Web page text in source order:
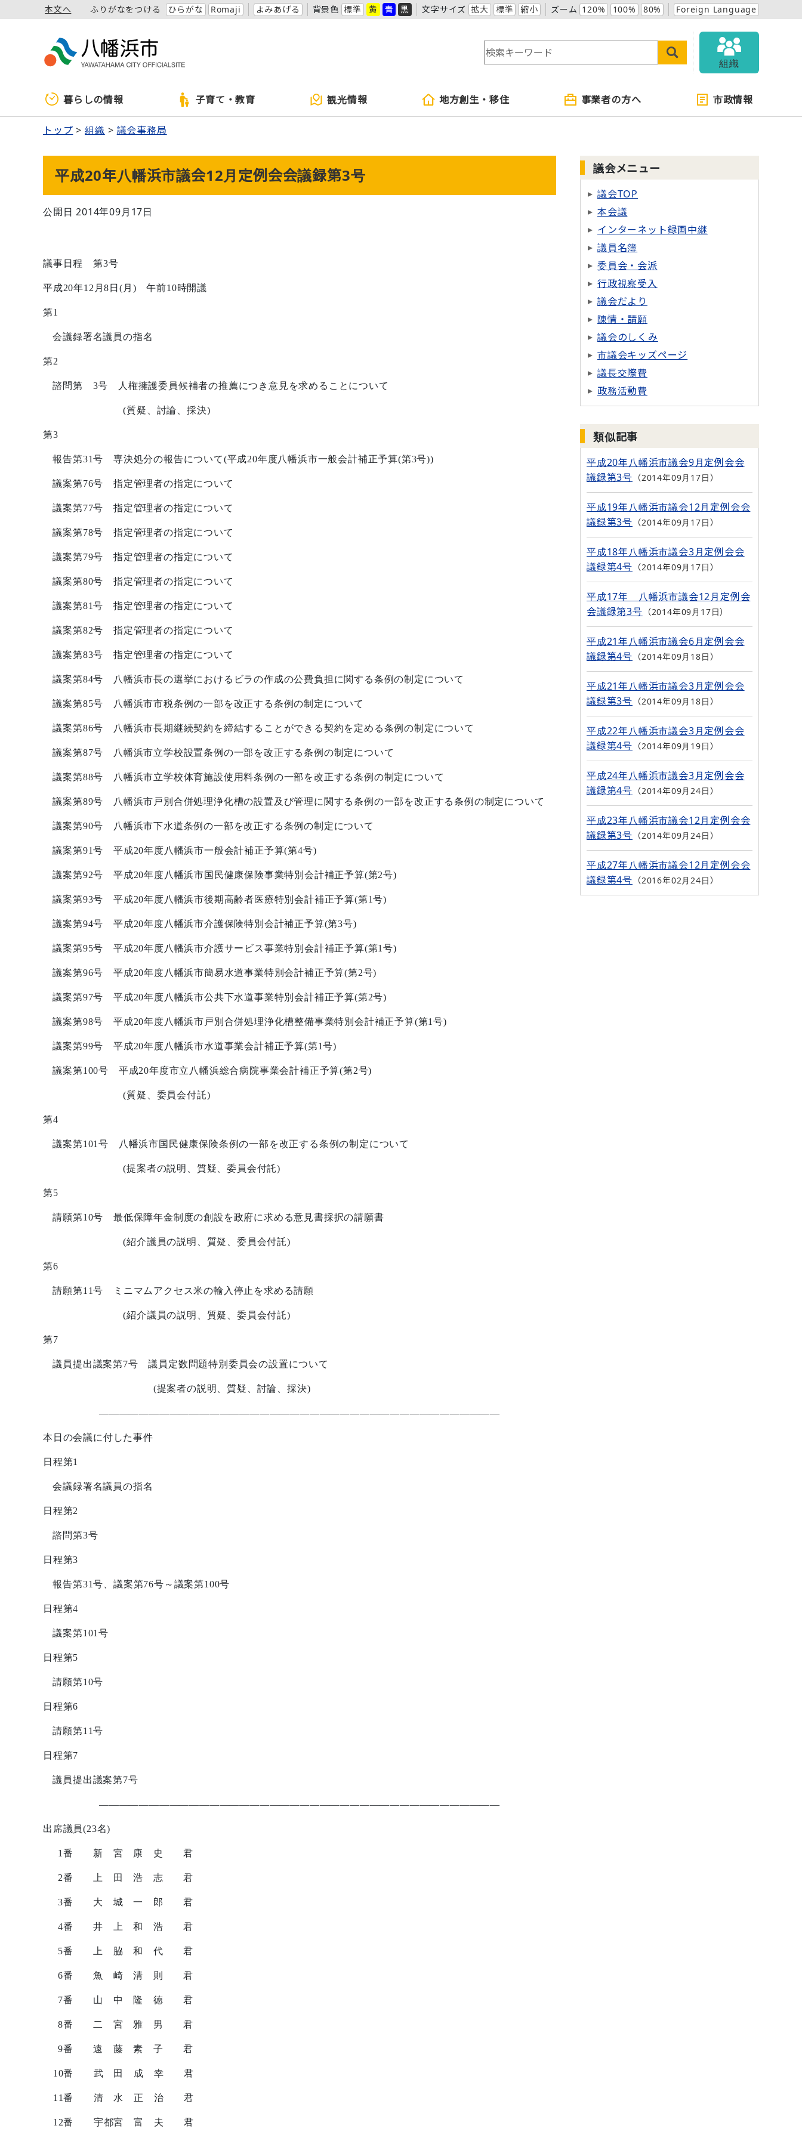
本文へ ふりがなをつける ひらがな Romaji よみあげる 背景色 標準 黄 青 黒 文字サイズ 拡大 標準 縮小 ズーム 120% 100% 80% Foreign Language
組織
暮らしの情報 子育て・教育 観光情報 地方創生・移住 事業者の方へ 市政情報
トップ 組織 議会事務局
平成20年八幡浜市議会12月定例会会議録第3号
公開日 2014年09月17日
議事日程 第3号
平成20年12 月8 日( 月 ) 午前10時開議
第1
会議録署名議員の指名
第2
諮問第 3号 人権擁護委員候補者の推薦につき意見を求めることについて
(質疑、討論、採決)
第3
報告第31号 専決処分の報告について(平成20年度八幡浜市一般会計補正予算(第3号))
議案第76号 指定管理者の指定について
議案第77号 指定管理者の指定について
議案第78号 指定管理者の指定について
議案第79号 指定管理者の指定について
議案第80号 指定管理者の指定について
議案第81号 指定管理者の指定について
議案第82号 指定管理者の指定について
議案第83号 指定管理者の指定について
議案第84号 八幡浜市長の選挙におけるビラの作成の公費負担に関する条例の制定について
議案第85号 八幡浜市市税条例の一部を改正する条例の制定について
議案第86号 八幡浜市長期継続契約を締結することができる契約を定める条例の制定について
議案第87号 八幡浜市立学校設置条例の一部を改正する条例の制定について
議案第88号 八幡浜市立学校体育施設使用料条例の一部を改正する条例の制定について
議案第89号 八幡浜市戸別合併処理浄化槽の設置及び管理に関する条例の一部を改正する条例の制定について
議案第90号 八幡浜市下水道条例の一部を改正する条例の制定について
議案第91号 平成20年度八幡浜市一般会計補正予算(第4号)
議案第92号 平成20年度八幡浜市国民健康保険事業特別会計補正予算(第2号)
議案第93号 平成20年度八幡浜市後期高齢者医療特別会計補正予算(第1号)
議案第94号 平成20年度八幡浜市介護保険特別会計補正予算(第3号)
議案第95号 平成20年度八幡浜市介護サービス事業特別会計補正予算(第1号)
議案第96号 平成20年度八幡浜市簡易水道事業特別会計補正予算(第2号)
議案第97号 平成20年度八幡浜市公共下水道事業特別会計補正予算(第2号)
議案第98号 平成20年度八幡浜市戸別合併処理浄化槽整備事業特別会計補正予算(第1号)
議案第99号 平成20年度八幡浜市水道事業会計補正予算(第1号)
議案第100号 平成20年度市立八幡浜総合病院事業会計補正予算(第2号)
(質疑、委員会付託)
第4
議案第101号 八幡浜市国民健康保険条例の一部を改正する条例の制定について
(提案者の説明、質疑、委員会付託)
第5
請願第10号 最低保障年金制度の創設を政府に求める意見書採択の請願書
(紹介議員の説明、質疑、委員会付託)
第6
請願第11号 ミニマムアクセス米の輸入停止を求める請願
(紹介議員の説明、質疑、委員会付託)
第7
議員提出議案第7号 議員定数問題特別委員会の設置について
(提案者の説明、質疑、討論、採決)
————————————————————————————————————————
本日の会議に付した事件
日程第1
会議録署名議員の指名
日程第2
諮問第3号
日程第3
報告第31号、議案第76号～議案第100号
日程第4
議案第101号
日程第5
請願第10号
日程第6
請願第11号
日程第7
議員提出議案第7号
————————————————————————————————————————
出席議員(23名)
1 番 新 宮 康 史 君
2番 上 田 浩 志 君
3番 大 城 一 郎 君
4番 井 上 和 浩 君
5番 上 脇 和 代 君
6番 魚 崎 清 則 君
7番 山 中 隆 徳 君
8番 二 宮 雅 男 君
9番 遠 藤 素 子 君
10番 武 田 成 幸 君
11番 清 水 正 治 君
12番 宇都宮 富 夫 君
議会メニュー
議会TOP
本会議
インターネット録画中継
議員名簿
委員会・会派
行政視察受入
議会だより
陳情・請願
議会のしくみ
市議会キッズページ
議長交際費
政務活動費
類似記事
平成20年八幡浜市議会9月定例会会
議録第3号
2014年09月17日
平成19年八幡浜市議会12月定例会会
議録第3号
2014年09月17日
平成18年八幡浜市議会3月定例会会
議録第4号
2014年09月17日
平成17年 八幡浜市議会12月定例会
会議録第3号
2014年09月17日
平成21年八幡浜市議会6月定例会会
議録第4号
2014年09月18日
平成21年八幡浜市議会3月定例会会
議録第3号
2014年09月18日
平成22年八幡浜市議会3月定例会会
議録第4号
2014年09月19日
平成24年八幡浜市議会3月定例会会
議録第4号
2014年09月24日
平成23年八幡浜市議会12月定例会会
議録第3号
2014年09月24日
平成27年八幡浜市議会12月定例会会
議録第4号
2016年02月24日